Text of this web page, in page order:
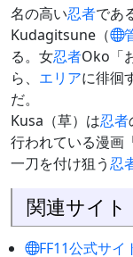
名の高い忍者であ
Kudagitsune（
る。女忍者Oko「
ら、 エリアに徘徊
だ。
Kusa（草）は忍者
行われている漫画
一刀を付け狙う忍
関連サイト
FF11公式サ